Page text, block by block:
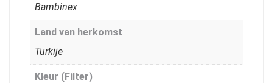
Bambinex
Land van herkomst
Turkije
Kleur (Filter)